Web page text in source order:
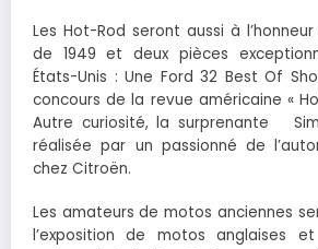
Les Hot-Rod seront aussi à
de 1949 et deux pièces
États-Unis : Une Ford 32 Best Of
concours de la revue américaine «
Autre curiosité, la surprenante
réalisée par un passionné de
chez Citroën.
Les amateurs de motos anciennes
l’exposition de motos anglaises